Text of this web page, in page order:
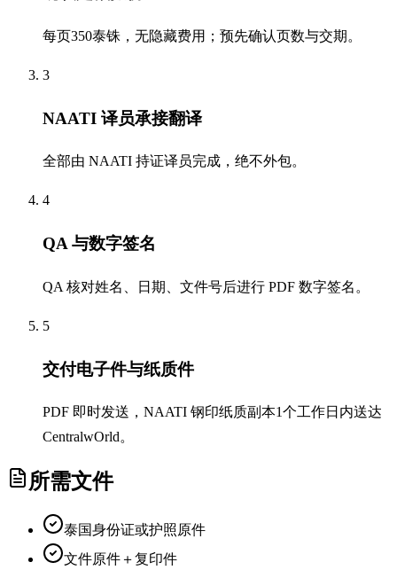
每页350泰铢，无隐藏费用；预先确认页数与交期。
3
NAATI 译员承接翻译
全部由 NAATI 持证译员完成，绝不外包。
4
QA 与数字签名
QA 核对姓名、日期、文件号后进行 PDF 数字签名。
5
交付电子件与纸质件
PDF 即时发送，NAATI 钢印纸质副本1个工作日内送达
CentralwOrld。
所需文件
泰国身份证或护照原件
文件原件＋复印件